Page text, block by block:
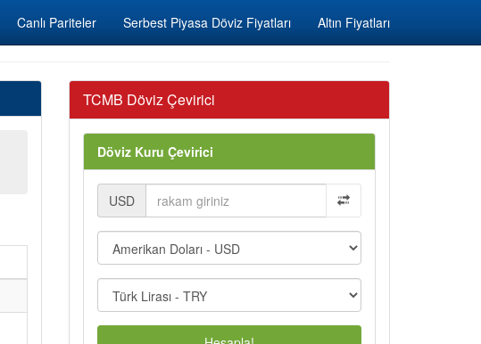
Canlı Pariteler Serbest Piyasa Döviz Fiyatları Altın Fiyatları
TCMB Döviz Çevirici
Döviz Kuru Çevirici
USD